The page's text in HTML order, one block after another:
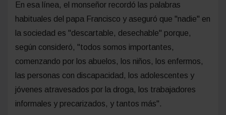
En esa línea, el monseñor recordó las palabras
habituales del papa Francisco y aseguró que "nadie" en
la sociedad es "descartable, desechable" porque,
según consideró, "todos somos importantes,
comenzando por los abuelos, los niños, los enfermos,
las personas con discapacidad, los adolescentes y
jóvenes atravesados por la droga, los trabajadores
informales y precarizados, y tantos más".